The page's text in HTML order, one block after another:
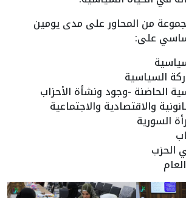
من المحاور على مدى يومين
على:
السياسية
الحاضنة -وجود ونشأة الأحزاب
والاقتصادية والاجتماعية
السورية
الحزب